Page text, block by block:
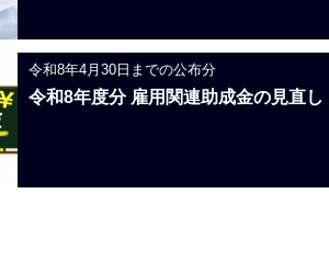
令和8年4月30日までの公布分
令和8年度分 雇用関連助成金の見直し